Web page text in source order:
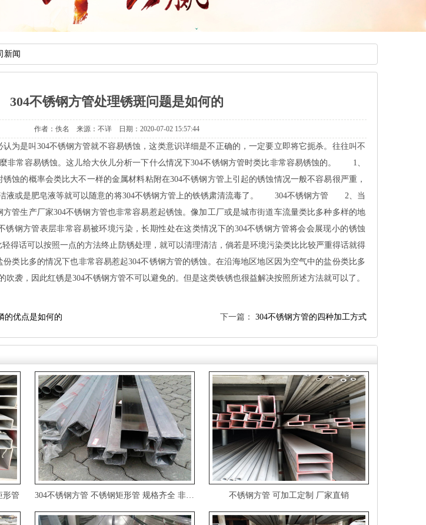
新闻
304不锈钢方管处理锈斑问题是如何的
作者：佚名来源：不详日期：2020-07-0215:57:44
是叫304不锈钢方管就不容易锈蚀，这类意识详细是不正确的，一定要立即将它扼杀。往往叫不
非常容易锈蚀。这儿给大伙儿分析一下什么情况下304不锈钢方管时类比非常容易锈蚀的。1、
蚀的概率会类比大不一样的金属材料粘附在304不锈钢方管上引起的锈蚀情况一般不容易很严重，
洁液或是肥皂液等就可以随意的将304不锈钢方管上的铁锈肃清流毒了。304不锈钢方管2、当
管生产厂家304不锈钢方管也非常容易惹起锈蚀。像加工厂或是城市街道车流量类比多种多样的地
锈钢方管表层非常容易被环境污染，长期性处在这类情况下的304不锈钢方管将会会展现小的锈蚀
得话可以按照一点的方法终止防锈处理，就可以清理清洁，倘若是环境污染类比比较严重得话就得
比多的情况下也非常容易惹起304不锈钢方管的锈蚀。在沿海地区地区因为空气中的盐份类比多
吹袭，因此红锈是304不锈钢方管不可以避免的。但是这类铁锈也很益解决按照所述方法就可以了。
的优点是如何的 下一篇： 304不锈钢方管的四种加工方式
形管 304不锈钢方管不锈钢矩形管规格齐全非标定制 不锈钢方管可加工定制厂家直销